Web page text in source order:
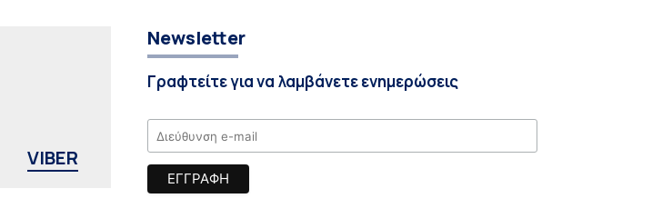
VIBER
Newsletter
Γραφτείτε για να λαμβάνετε ενημερώσεις